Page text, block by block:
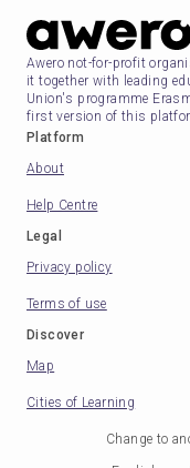
Awero not-for-profit
it together with leading
Union's programme
first version of this
Platform
About
Help Centre
Legal
Privacy policy
Terms of use
Discover
Map
Cities of Learning
Change to